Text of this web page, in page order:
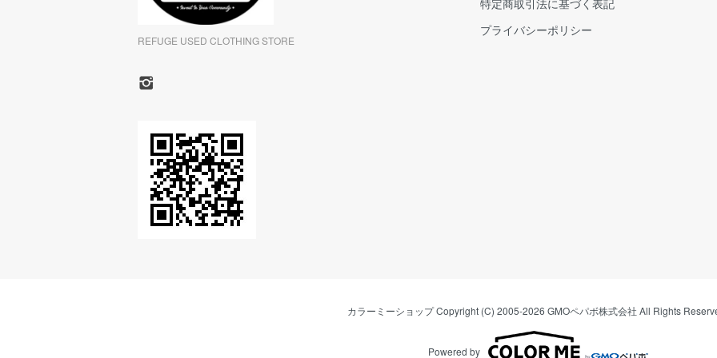
REFUGE USED CLOTHING STORE
プライバシーポリシー
カラーミーショップCopyright (C) 2005-2026 GMOペパボ株式会社 All Rights
Powered by